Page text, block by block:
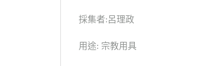
採集者:呂理政
用途: 宗教用具